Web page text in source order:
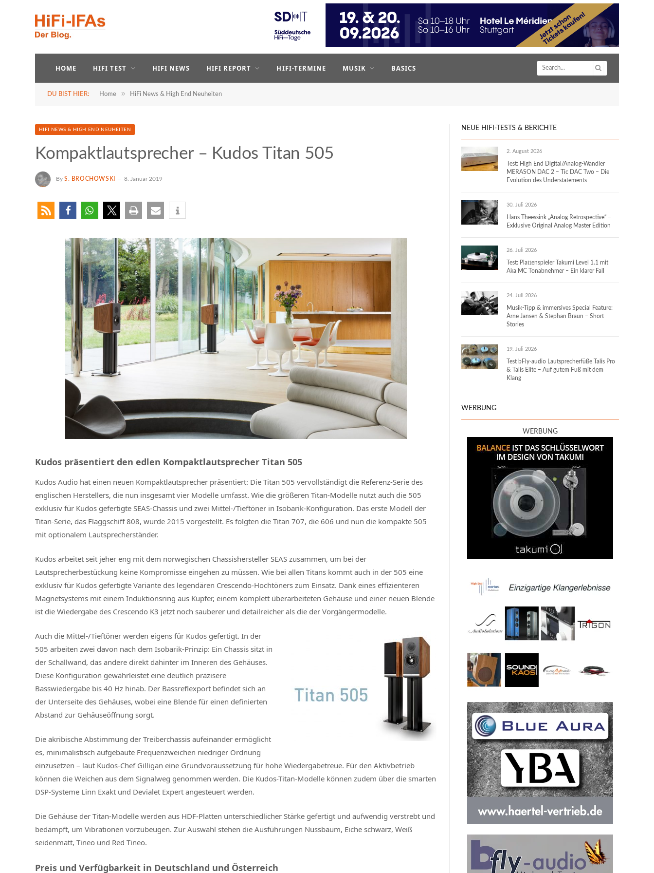
HOME HIFI TEST HIFI NEWS HIFI REPORT HIFI-TERMINE MUSIK BASICS
DU BIST HIER: Home » HiFi News & High End Neuheiten
HIFI NEWS & HIGH END NEUHEITEN
Kompaktlautsprecher – Kudos Titan 505
By S. BROCHOWSKI 8. Januar 2019
Kudos präsentiert den edlen Kompaktlautsprecher Titan 505
Kudos Audio hat einen neuen Kompaktlautsprecher präsentiert: Die Titan 505 vervollständigt die Referenz-Serie des
englischen Herstellers, die nun insgesamt vier Modelle umfasst. Wie die größeren Titan-Modelle nutzt auch die 505
exklusiv für Kudos gefertigte SEAS-Chassis und zwei Mittel-/Tieftöner in Isobarik-Konfiguration. Das erste Modell der
Titan-Serie, das Flaggschiff 808, wurde 2015 vorgestellt. Es folgten die Titan 707, die 606 und nun die kompakte 505
mit optionalem Lautsprecherständer.
Kudos arbeitet seit jeher eng mit dem norwegischen Chassishersteller SEAS zusammen, um bei der
Lautsprecherbestückung keine Kompromisse eingehen zu müssen. Wie bei allen Titans kommt auch in der 505 eine
exklusiv für Kudos gefertigte Variante des legendären Crescendo-Hochtöners zum Einsatz. Dank eines effizienteren
Magnetsystems mit einem Induktionsring aus Kupfer, einem komplett überarbeiteten Gehäuse und einer neuen Blende
ist die Wiedergabe des Crescendo K3 jetzt noch sauberer und detailreicher als die der Vorgängermodelle.
Auch die Mittel-/Tieftöner werden eigens für Kudos gefertigt. In der
505 arbeiten zwei davon nach dem Isobarik-Prinzip: Ein Chassis sitzt in
der Schallwand, das andere direkt dahinter im Inneren des Gehäuses.
Diese Konfiguration gewährleistet eine deutlich präzisere
Basswiedergabe bis 40 Hz hinab. Der Bassreflexport befindet sich an
der Unterseite des Gehäuses, wobei eine Blende für einen definierten
Abstand zur Gehäuseöffnung sorgt.
Die akribische Abstimmung der Treiberchassis aufeinander ermöglicht
es, minimalistisch aufgebaute Frequenzweichen niedriger Ordnung
einzusetzen – laut Kudos-Chef Gilligan eine Grundvoraussetzung für hohe Wiedergabetreue. Für den Aktivbetrieb
können die Weichen aus dem Signalweg genommen werden. Die Kudos-Titan-Modelle können zudem über die smarten
DSP-Systeme Linn Exakt und Devialet Expert angesteuert werden.
Die Gehäuse der Titan-Modelle werden aus HDF-Platten unterschiedlicher Stärke gefertigt und aufwendig verstrebt und
bedämpft, um Vibrationen vorzubeugen. Zur Auswahl stehen die Ausführungen Nussbaum, Eiche schwarz, Weiß
seidenmatt, Tineo und Red Tineo.
Preis und Verfügbarkeit in Deutschland und Österreich
NEUE HIFI-TESTS & BERICHTE
2. August 2026
Test: High End Digital/Analog-Wandler
MERASON DAC 2 – Tic DAC Two – Die
Evolution des Understatements
30. Juli 2026
Hans Theessink „Analog Retrospective“ –
Exklusive Original Analog Master Edition
26. Juli 2026
Test: Plattenspieler Takumi Level 1.1 mit
Aka MC Tonabnehmer – Ein klarer Fall
24. Juli 2026
Musik-Tipp & immersives Special Feature:
Arne Jansen & Stephan Braun – Short
Stories
19. Juli 2026
Test bFly-audio Lautsprecherfüße Talis Pro
& Talis Elite – Auf gutem Fuß mit dem
Klang
WERBUNG
WERBUNG